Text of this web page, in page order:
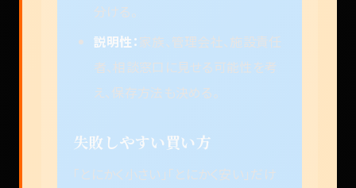
分ける。
説明性：家族、管理会社、施設責任
者、相談窓口に見せる可能性を考
え、保存方法も決める。
失敗しやすい買い方
「とにかく小さい」「とにかく安い」だけ